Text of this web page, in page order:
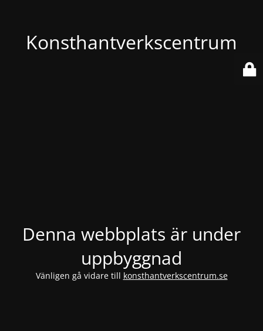
Konsthantverkscentrum
Denna webbplats är under
uppbyggnad
Vänligen gå vidare till konsthantverkscentrum.se